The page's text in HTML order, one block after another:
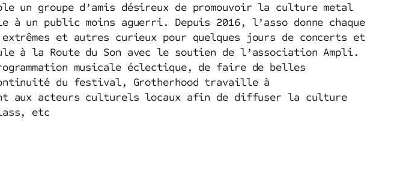
un groupe d’amis désireux de promouvoir la culture metal
un public moins aguerri. Depuis 2016, l’asso donne chaque
et autres curieux pour quelques jours de concerts et
la Route du Son avec le soutien de l’association Ampli.
musicale éclectique, de faire de belles
du festival, Grotherhood travaille à
aux acteurs culturels locaux afin de diffuser la culture
etc